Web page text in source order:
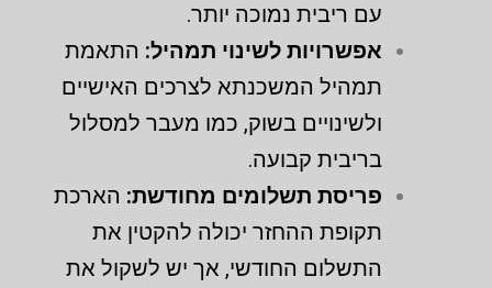
עם ריבית נמוכה יותר.
אפשרויות לשינוי תמהיל: התאמת
תמהיל המשכנתא לצרכים האישיים
ולשינויים בשוק, כמו מעבר למסלול
בריבית קבועה.
פריסת תשלומים מחודשת: הארכת
תקופת ההחזר יכולה להקטין את
התשלום החודשי, אך יש לשקול את